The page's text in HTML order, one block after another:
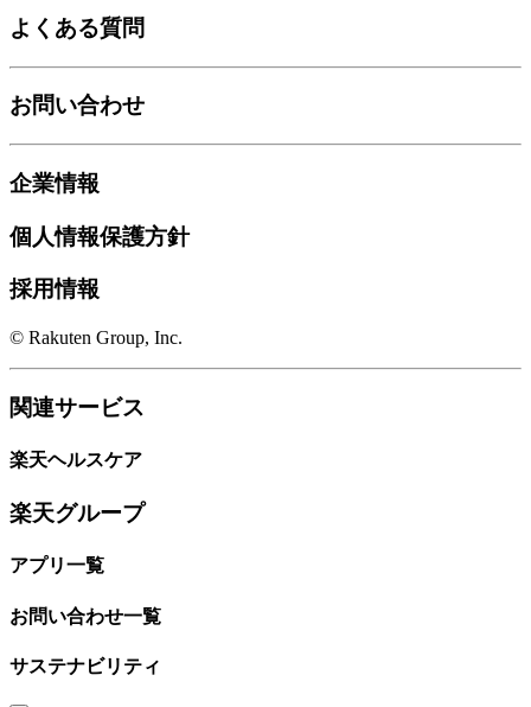
よくある質問
お問い合わせ
企業情報
個人情報保護方針
採用情報
© Rakuten Group, Inc.
関連サービス
楽天ヘルスケア
楽天グループ
アプリ一覧
お問い合わせ一覧
サステナビリティ